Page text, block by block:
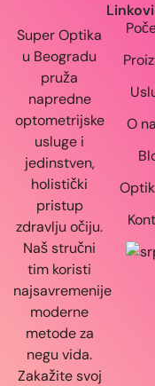
Super Optika
u Beogradu
pruža
napredne
optometrijske
usluge i
jedinstven,
holistički
pristup
zdravlju očiju.
Naš stručni
tim koristi
najsavremenije
moderne
metode za
negu vida.
Zakažite svoj
Linkovi
O